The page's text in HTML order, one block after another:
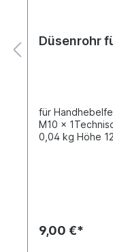
Düsenrohr
für
M10 x
0,04 kg Höhe
9,00 €*